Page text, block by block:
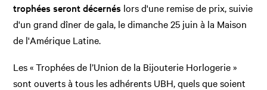
trophées seront décernés lors d'une remise de prix, suivie
d'un grand dîner de gala, le dimanche 25 juin à la Maison
de l'Amérique Latine.
Les « Trophées de l’Union de la Bijouterie Horlogerie »
sont ouverts à tous les adhérents UBH, quels que soient